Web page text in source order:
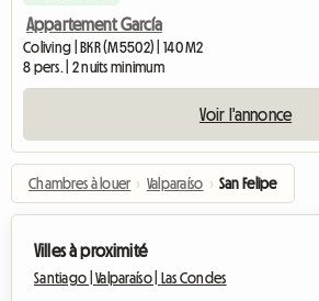
Appartement García
Coliving | BKR (M5502) | 140 M2
8 pers. | 2 nuits minimum
Voir l'annonce
Chambres à louer › Valparaíso › San Felipe
Villes à proximité
Santiago |Valparaíso | Las Condes